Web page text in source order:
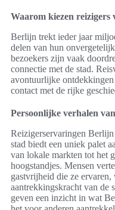
Waarom kiezen reizigers
Berlijn trekt ieder jaar
delen van hun
bezoekers zijn vaak
connectie met de stad.
avontuurlijke
contact met de rijke
Persoonlijke verhalen
Reizigerservaringen
stad biedt een uniek palet
van lokale markten tot het
hoogstandjes. Mensen
gastvrijheid die ze ervaren,
aantrekkingskracht van de
geven een inzicht in wat